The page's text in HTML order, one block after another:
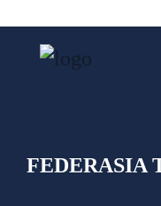
FEDERASIA